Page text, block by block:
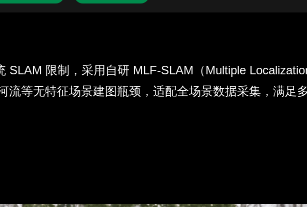
限制，采用自研 MLF-SLAM（Multiple
流等无特征场景建图瓶颈，适配全场景数据采集，满足